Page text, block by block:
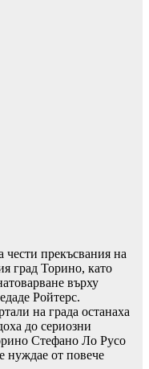
прекъсвания на
град Торино, като
върху
Ройтерс.
на града останаха
до сериозни
Стефано Ло Русо
нуждае от повече